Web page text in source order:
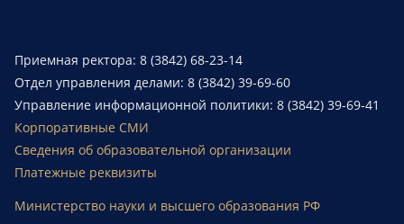
Приемная ректора: 8 (3842) 68-23-14
Отдел управления делами: 8 (3842) 39-69-60
Управление информационной политики: 8 (3842) 39-69-41
Корпоративные СМИ
Сведения об образовательной организации
Платежные реквизиты
Министерство науки и высшего образования РФ